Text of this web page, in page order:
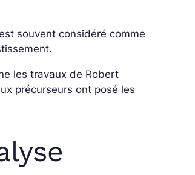
souvent considéré comme
les travaux de Robert
précurseurs ont posé les